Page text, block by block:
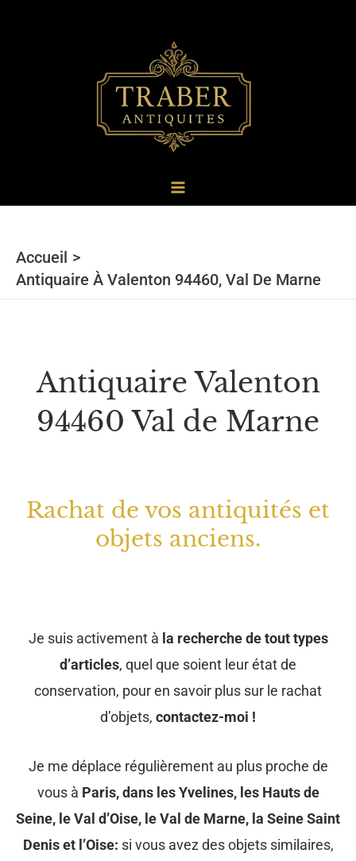
Accueil
Antiquaire À Valenton 94460, Val De Marne
Antiquaire Valenton
94460 Val de Marne
Rachat de vos antiquités et
objets anciens.
Je suis activement à la recherche de tout types
d’articles, quel que soient leur état de
conservation, pour en savoir plus sur le rachat
d’objets, contactez-moi !
Je me déplace régulièrement au plus proche de
vous à Paris, dans les Yvelines, les Hauts de
Seine, le Val d’Oise, le Val de Marne, la Seine Saint
Denis et l’Oise: si vous avez des objets similaires,